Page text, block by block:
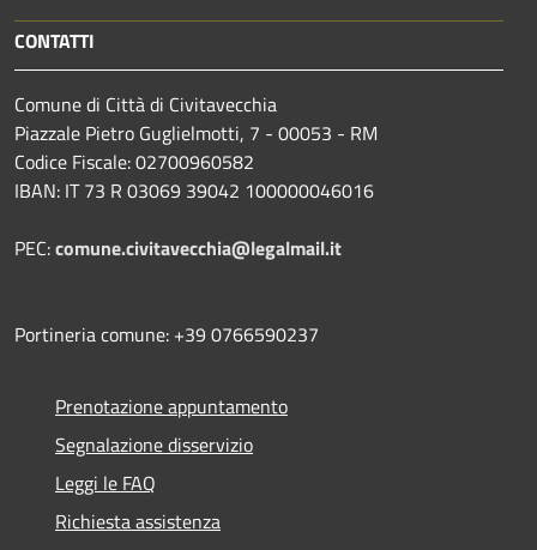
CONTATTI
Comune di Città di Civitavecchia
Piazzale Pietro Guglielmotti, 7 - 00053 - RM
Codice Fiscale: 02700960582
IBAN: IT 73 R 03069 39042 100000046016
PEC:comune.civitavecchia@legalmail.it
Portineria comune: +39 0766590237
Prenotazione appuntamento
Segnalazione disservizio
Leggi le FAQ
Richiesta assistenza